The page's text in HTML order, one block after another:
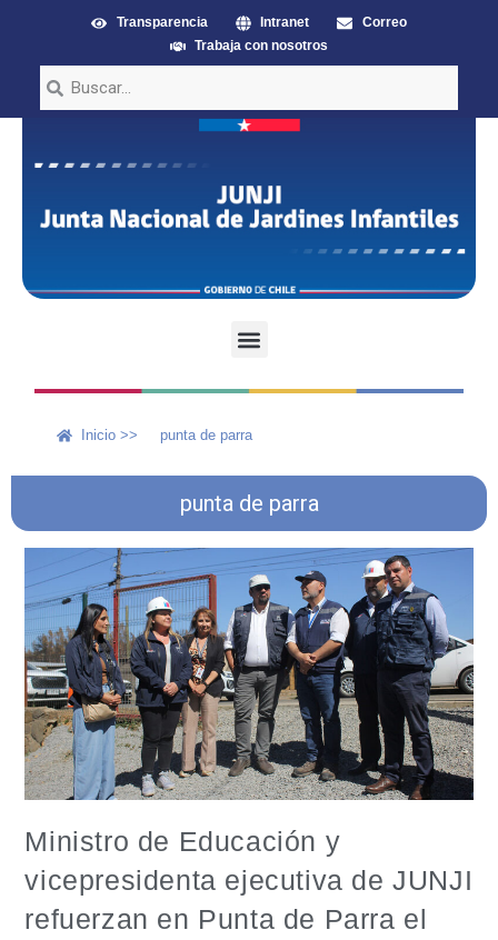
Transparencia Intranet
Correo
Trabaja con nosotros
Inicio >> punta de parra
punta de parra
Ministro de Educación y
vicepresidenta ejecutiva de JUNJI
refuerzan en Punta de Parra el